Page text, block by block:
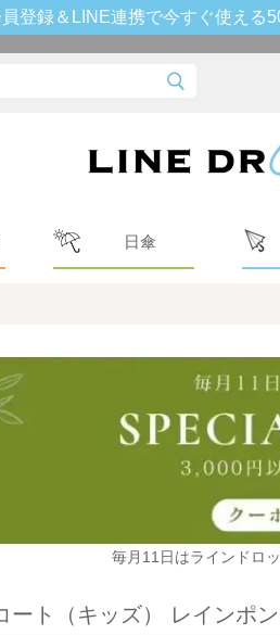
登録＆LINE連携で今すぐ使える
日傘
毎月11日はラインドロ
ート（キッズ） レインポ